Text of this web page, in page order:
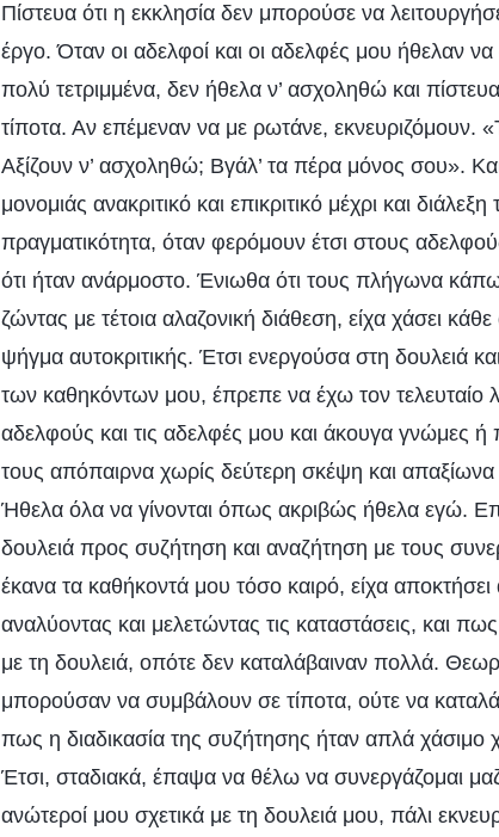
Πίστευα ότι η εκκλησία δεν μπορούσε να
έργο. Όταν οι αδελφοί και οι αδελφές μου ήθελαν
πολύ τετριμμένα, δεν ήθελα ν’ ασχοληθώ και
τίποτα. Αν επέμεναν να με ρωτάνε, εκνευριζόμουν.
Αξίζουν ν’ ασχοληθώ; Βγάλ’ τα πέρα μόνος σου».
μονομιάς ανακριτικό και επικριτικό μέχρι και
πραγματικότητα, όταν φερόμουν έτσι στους
ότι ήταν ανάρμοστο. Ένιωθα ότι τους πλήγωνα
ζώντας με τέτοια αλαζονική διάθεση, είχα χάσει
ψήγμα αυτοκριτικής. Έτσι ενεργούσα στη δουλειά
των καθηκόντων μου, έπρεπε να έχω τον
αδελφούς και τις αδελφές μου και άκουγα γνώμες
τους απόπαιρνα χωρίς δεύτερη σκέψη και
Ήθελα όλα να γίνονται όπως ακριβώς ήθελα εγώ.
δουλειά προς συζήτηση και αναζήτηση με τους
έκανα τα καθήκοντά μου τόσο καιρό, είχα
αναλύοντας και μελετώντας τις καταστάσεις, και
με τη δουλειά, οπότε δεν καταλάβαιναν πολλά.
μπορούσαν να συμβάλουν σε τίποτα, ούτε να
πως η διαδικασία της συζήτησης ήταν απλά χάσιμο
Έτσι, σταδιακά, έπαψα να θέλω να συνεργάζομαι
ανώτεροί μου σχετικά με τη δουλειά μου, πάλι